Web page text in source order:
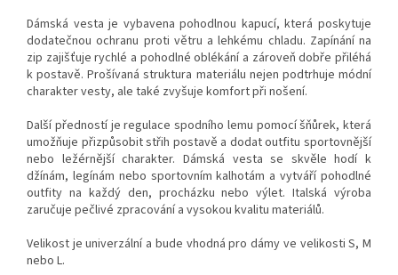
Dámská vesta je vybavena pohodlnou kapucí, která poskytuje
dodatečnou ochranu proti větru a lehkému chladu. Zapínání na
zip zajišťuje rychlé a pohodlné oblékání a zároveň dobře přiléhá
k postavě. Prošívaná struktura materiálu nejen podtrhuje módní
charakter vesty, ale také zvyšuje komfort při nošení.
Další předností je regulace spodního lemu pomocí šňůrek, která
umožňuje přizpůsobit střih postavě a dodat outfitu sportovnější
nebo ležérnější charakter. Dámská vesta se skvěle hodí k
džínám, legínám nebo sportovním kalhotám a vytváří pohodlné
outfity na každý den, procházku nebo výlet. Italská výroba
zaručuje pečlivé zpracování a vysokou kvalitu materiálů.
Velikost je univerzální a bude vhodná pro dámy ve velikosti S, M
nebo L.